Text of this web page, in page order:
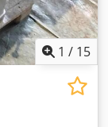
1 / 15